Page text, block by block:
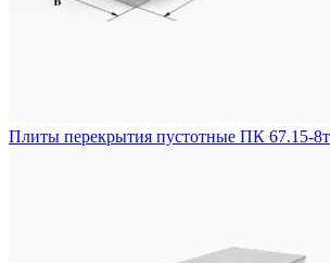
Плиты перекрытия пустотные ПК 67.15-8т